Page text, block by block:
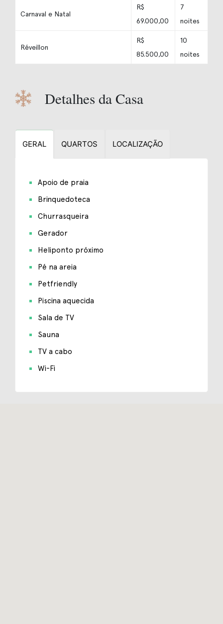
Carnaval e Natal
R$
69.000,00
7
noites
Réveillon
R$
85.500,00
10
noites
Detalhes da Casa
GERAL QUARTOS LOCALIZAÇÃO
Apoio de praia
Brinquedoteca
Churrasqueira
Gerador
Heliponto próximo
Pé na areia
Petfriendly
Piscina aquecida
Sala de TV
Sauna
TV a cabo
Wi-Fi